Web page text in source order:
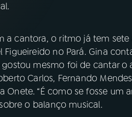
Facebook
X
a cantora, o ritmo já tem
Figueireido no Pará. Gina
mesmo foi de cantar o
Carlos, Fernando
Onete. “É como se fosse
sobre o balanço musical.